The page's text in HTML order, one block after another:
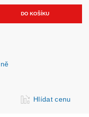
Hlídat cenu